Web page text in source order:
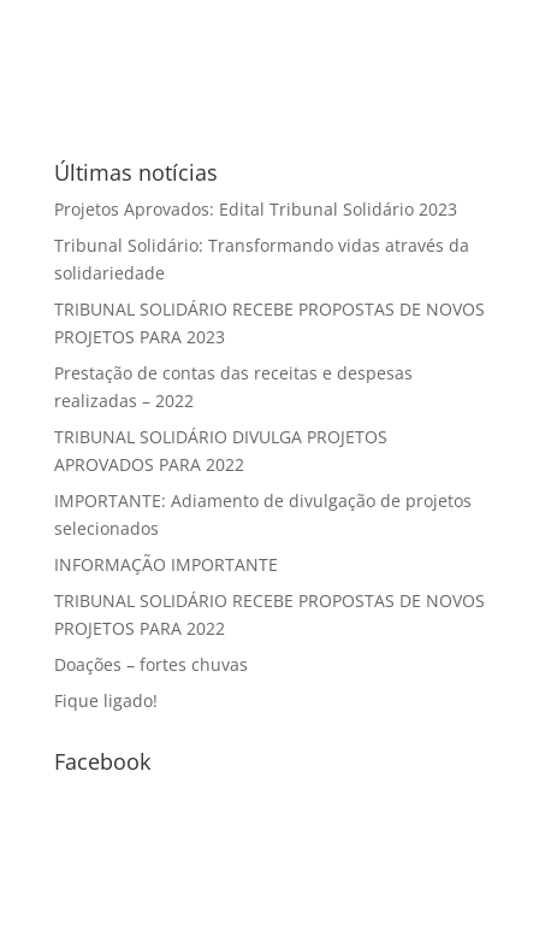
Últimas notícias
Projetos Aprovados: Edital Tribunal Solidário 2023
Tribunal Solidário: Transformando vidas através da
solidariedade
TRIBUNAL SOLIDÁRIO RECEBE PROPOSTAS DE NOVOS
PROJETOS PARA 2023
Prestação de contas das receitas e despesas
realizadas – 2022
TRIBUNAL SOLIDÁRIO DIVULGA PROJETOS
APROVADOS PARA 2022
IMPORTANTE: Adiamento de divulgação de projetos
selecionados
INFORMAÇÃO IMPORTANTE
TRIBUNAL SOLIDÁRIO RECEBE PROPOSTAS DE NOVOS
PROJETOS PARA 2022
Doações – fortes chuvas
Fique ligado!
Facebook